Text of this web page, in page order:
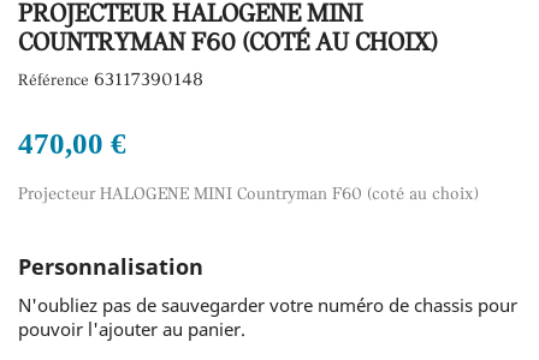
PROJECTEUR HALOGENE MINI
COUNTRYMAN F60 (COTÉ AU CHOIX)
Référence 63117390148
470,00 €
Projecteur HALOGENE MINI Countryman F60 (coté au choix)
Personnalisation
N'oubliez pas de sauvegarder votre numéro de chassis pour
pouvoir l'ajouter au panier.